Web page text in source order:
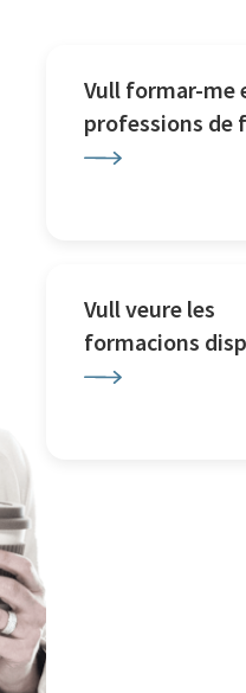
Vull formar-me
professions de
Vull veure les
formacions